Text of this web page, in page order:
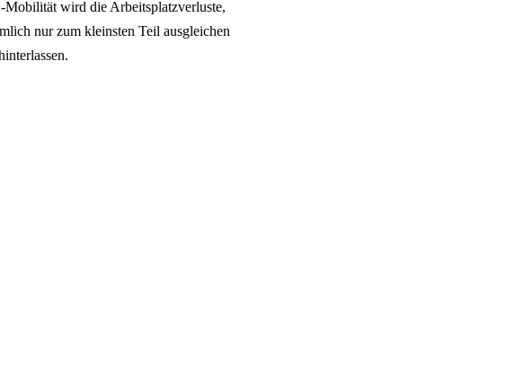
wird die Arbeitsplatzverluste,
nur zum kleinsten Teil ausgleichen